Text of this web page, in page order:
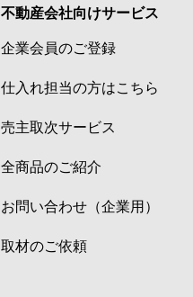
不動産会社向けサービス
企業会員のご登録
仕入れ担当の方はこちら
売主取次サービス
全商品のご紹介
お問い合わせ（企業用）
取材のご依頼